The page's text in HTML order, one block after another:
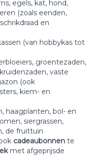
egels, kat, hond,
(zoals eenden,
en
(van hobbykas tot
groentezaden,
vaste
(ook
kiem- en
haagplanten, bol- en
siergrassen,
de fruittuin
cadeaubonnen te
met afgeprijsde